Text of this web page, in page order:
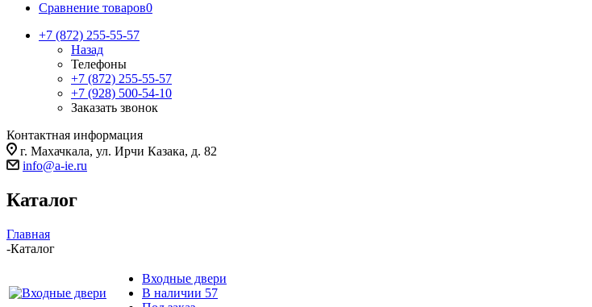
Сравнение товаров0
+7 (872) 255-55-57
Назад
Телефоны
+7 (872) 255-55-57
+7 (928) 500-54-10
Заказать звонок
Контактная информация
г. Махачкала, ул. Ирчи Казака, д. 82
info@a-ie.ru
Каталог
Главная
-Каталог
Входные двери
В наличии 57